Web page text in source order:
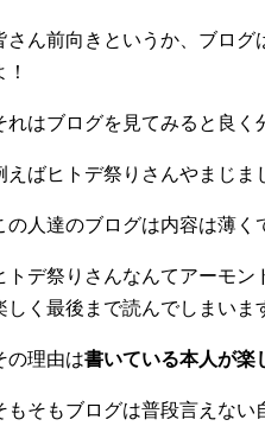
さん前向きというか、ブロ
！
れはブログを見てみると良く
えばヒトデ祭りさんやまじま
の人達のブログは内容は薄く
トデ祭りさんなんてアーモン
しく最後まで読んでしまいま
の理由は書いている本人が楽
もそもブログは普段言えない